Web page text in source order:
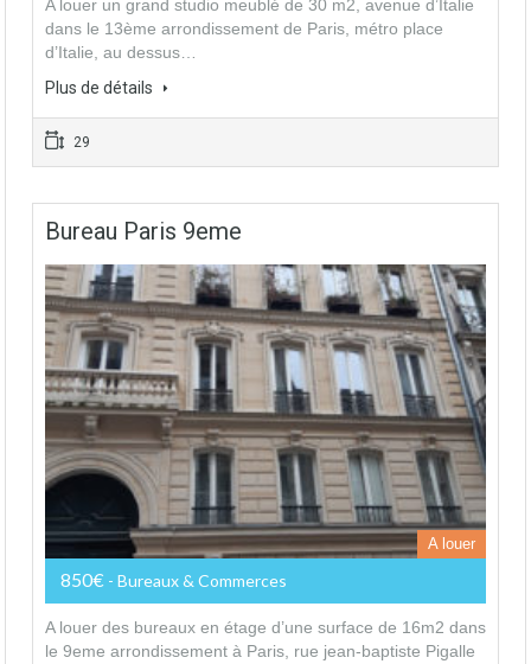
A louer un grand studio meublé de 30 m2, avenue d’Italie
dans le 13ème arrondissement de Paris, métro place
d’Italie, au dessus…
Plus de détails
29
Bureau Paris 9eme
A louer
850€ - Bureaux & Commerces
A louer des bureaux en étage d’une surface de 16m2 dans
le 9eme arrondissement à Paris, rue jean-baptiste Pigalle